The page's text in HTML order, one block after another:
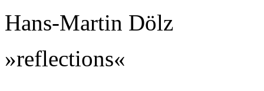
Hans-Martin Dölz
»reflections«